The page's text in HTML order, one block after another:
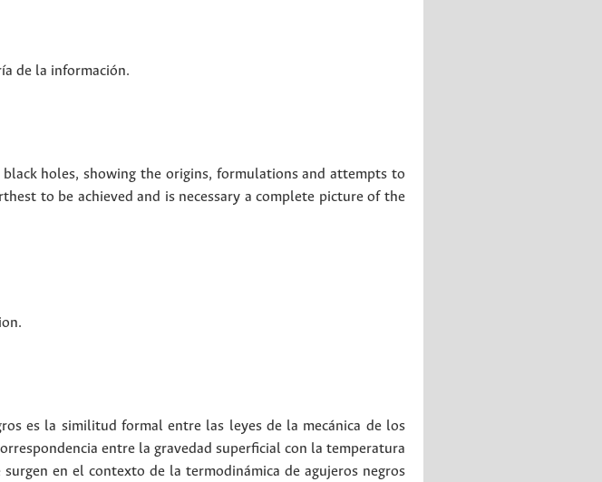
de la información.
holes, showing the origins, formulations and attempts to
to be achieved and is necessary a complete picture of the
.
es la similitud formal entre las leyes de la mecánica de los
entre la gravedad superficial con la temperatura
en el contexto de la termodinámica de agujeros negros